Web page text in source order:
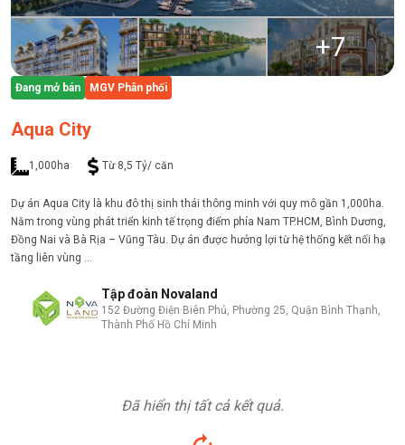
+7
Đang mở bán MGV Phân phối
Aqua City
1,000ha Từ 8,5 Tỷ/ căn
Dự án Aqua City là khu đô thị sinh thái thông minh với quy mô gần 1,000ha.
Nằm trong vùng phát triển kinh tế trọng điểm phía Nam TP.HCM, Bình Dương,
Đồng Nai và Bà Rịa – Vũng Tàu. Dự án được hưởng lợi từ hệ thống kết nối hạ
tầng liên vùng ...
Tập đoàn Novaland
152 Đường Điện Biên Phủ, Phường 25, Quận Bình Thạnh,
Thành Phố Hồ Chí Minh
Đã hiển thị tất cả kết quả.